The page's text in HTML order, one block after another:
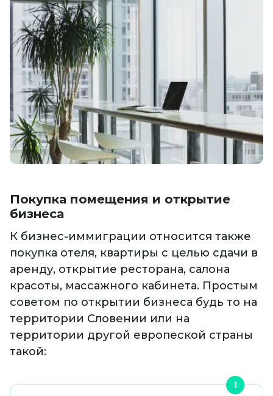
Покупка помещения и открытие
бизнеса
К бизнес-иммиграции относится также
покупка отеля, квартиры с целью сдачи в
аренду, открытие ресторана, салона
красоты, массажного кабинета. Простым
советом по открытии бизнеса будь то на
территории Словении или на
территории другой европеской страны
такой: